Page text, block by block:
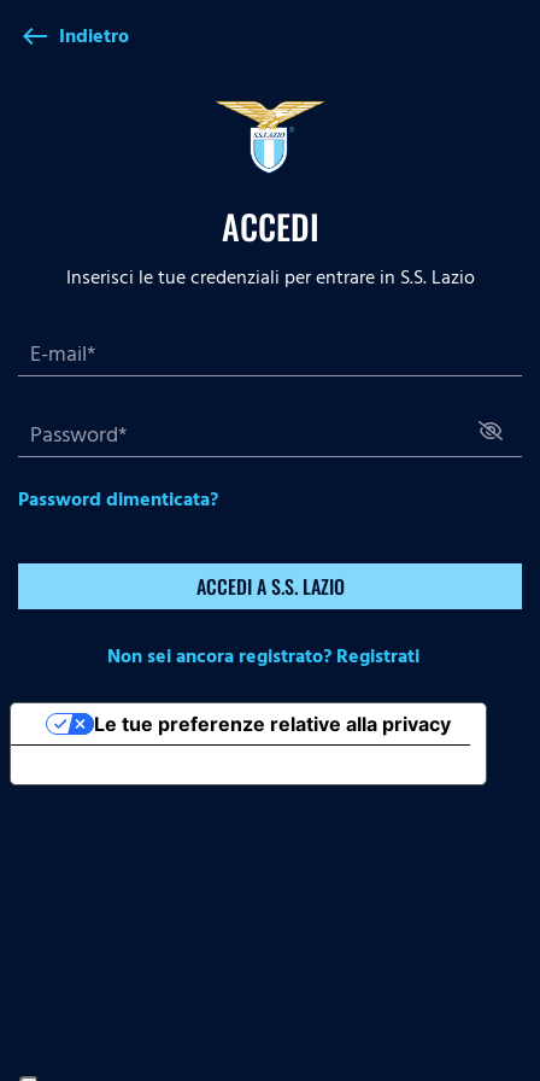
west Indietro
ACCEDI
Inserisci le tue credenziali per entrare in S.S. Lazio
Password dimenticata?
ACCEDI A S.S. LAZIO
Non sei ancora registrato? Registrati
Le tue preferenze relative alla privacy